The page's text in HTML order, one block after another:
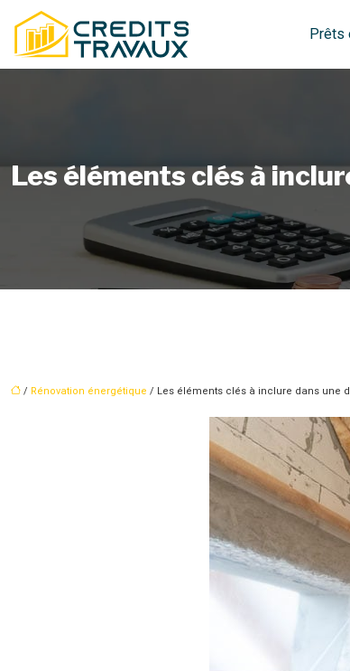
Prêts
Les éléments clés à
/ Rénovation énergétique / Les éléments clés à inclure dans une